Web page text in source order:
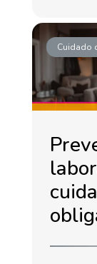
Cuidado